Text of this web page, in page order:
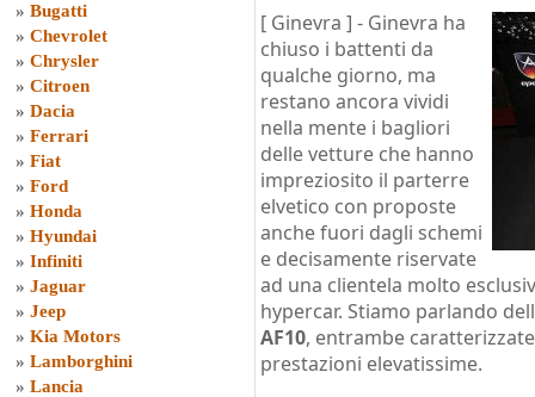
» Bugatti
» Chevrolet
» Chrysler
» Citroen
» Dacia
» Ferrari
» Fiat
» Ford
» Honda
» Hyundai
» Infiniti
» Jaguar
» Jeep
» Kia Motors
» Lamborghini
» Lancia
[ Ginevra ] - Ginevra ha
chiuso i battenti da
qualche giorno, ma
restano ancora vividi
nella mente i bagliori
delle vetture che hanno
impreziosito il parterre
elvetico con proposte
anche fuori dagli schemi
e decisamente riservate
ad una clientela molto
hypercar. Stiamo parlando
AF10, entrambe
prestazioni elevatissime.